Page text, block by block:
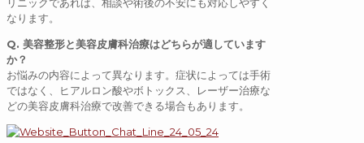
なります。
Q. 美容整形と美容皮膚科治療はどちらが適しています
か？
お悩みの内容によって異なります。症状によっては手術
ではなく、ヒアルロン酸やボトックス、レーザー治療な
どの美容皮膚科治療で改善できる場合もあります。